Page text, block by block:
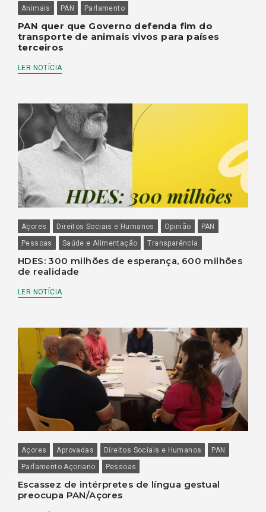
Animais PAN Parlamento
PAN quer que Governo defenda fim do
transporte de animais vivos para países
terceiros
LER NOTÍCIA
Açores Direitos Sociais e Humanos Opinião
PAN
Pessoas
Saúde e Alimentação Transparência
HDES: 300 milhões de esperança, 600 milhões
de realidade
LER NOTÍCIA
Açores Aprovadas Direitos Sociais e Humanos
PAN
Parlamento Açoriano
Pessoas
Escassez de intérpretes de língua gestual
preocupa PAN/Açores